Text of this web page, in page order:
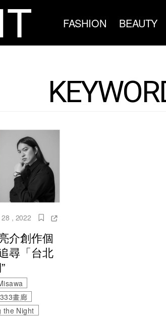
FASHION BEAUTY
28 , 2022
介創作個
尋「台北
333畫廊
the Night